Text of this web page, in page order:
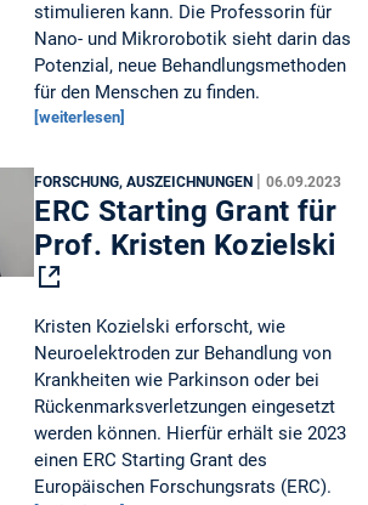
stimulieren kann. Die Professorin für
Nano- und Mikrorobotik sieht darin das
Potenzial, neue Behandlungsmethoden
für den Menschen zu finden.
[weiterlesen]
FORSCHUNG, AUSZEICHNUNGEN |06.09.2023
ERC Starting Grant für
Prof. Kristen Kozielski
Kristen Kozielski erforscht, wie
Neuroelektroden zur Behandlung von
Krankheiten wie Parkinson oder bei
Rückenmarksverletzungen eingesetzt
werden können. Hierfür erhält sie 2023
einen ERC Starting Grant des
Europäischen Forschungsrats (ERC).